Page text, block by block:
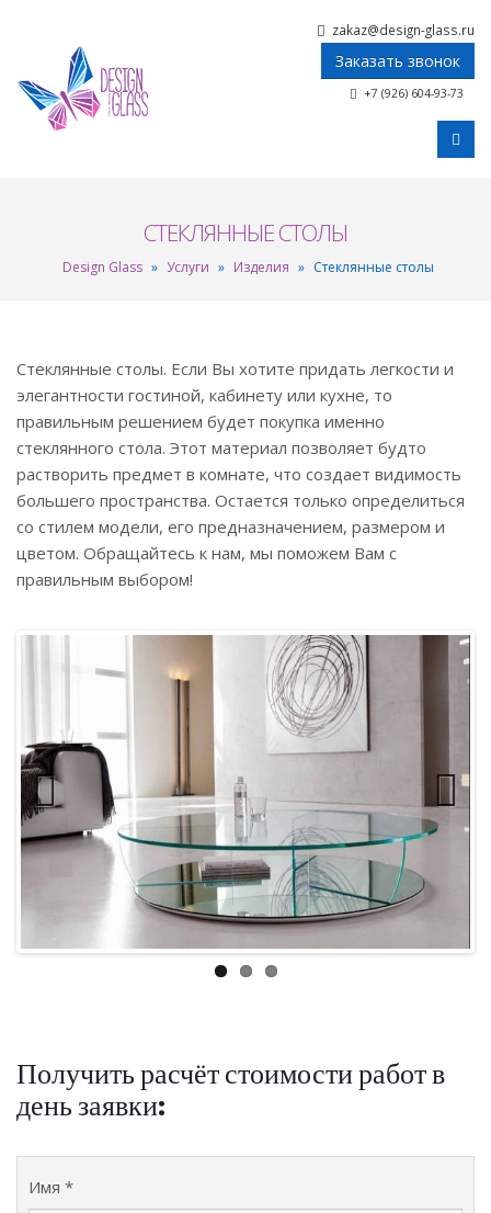
zakaz@design-glass.ru
Заказать звонок
+7 (926) 604-93-73
СТЕКЛЯННЫЕ СТОЛЫ
Design Glass » Услуги » Изделия » Стеклянные столы
Стеклянные столы. Если Вы хотите придать легкости и
элегантности гостиной, кабинету или кухне, то
правильным решением будет покупка именно
стеклянного стола. Этот материал позволяет будто
растворить предмет в комнате, что создает видимость
большего пространства. Остается только определиться
со стилем модели, его предназначением, размером и
цветом. Обращайтесь к нам, мы поможем Вам с
правильным выбором!
Previous Next
Получить расчёт стоимости работ в
день заявки:
Имя *